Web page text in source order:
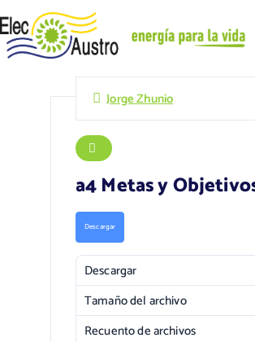
Jorge Zhunio
a4 Metas y
Descargar
Descargar
Tamaño del archivo
Recuento de archivos